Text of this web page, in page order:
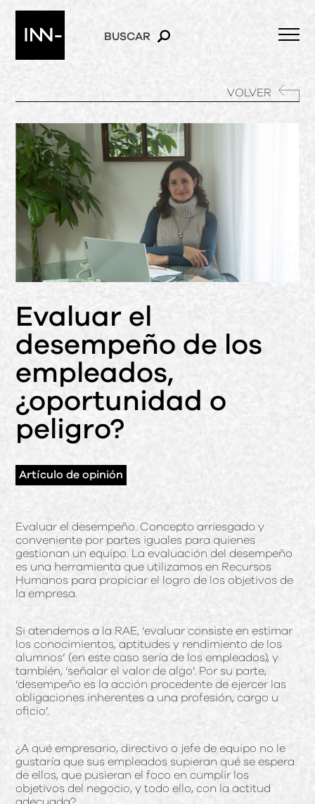
BUSCAR
VOLVER
Evaluar el
desempeño de los
empleados,
¿oportunidad o
peligro?
Artículo de opinión
Evaluar el desempeño. Concepto arriesgado y
conveniente por partes iguales para quienes
gestionan un equipo. La evaluación del desempeño
es una herramienta que utilizamos en Recursos
Humanos para propiciar el logro de los objetivos de
la empresa.
Si atendemos a la RAE, ‘evaluar consiste en estimar
los conocimientos, aptitudes y rendimiento de los
alumnos’ (en este caso sería de los empleados), y
también, ‘señalar el valor de algo’. Por su parte,
‘desempeño es la acción procedente de ejercer las
obligaciones inherentes a una profesión, cargo u
oficio’.
¿A qué empresario, directivo o jefe de equipo no le
gustaría que sus empleados supieran qué se espera
de ellos, que pusieran el foco en cumplir los
objetivos del negocio, y todo ello, con la actitud